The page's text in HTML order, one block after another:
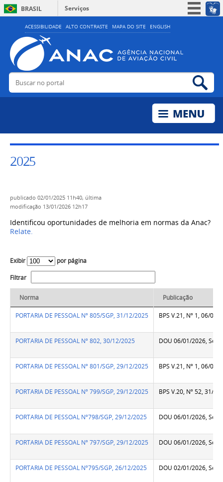
ACESSIBILIDADE ALTO CONTRASTE MAPA DO SITE ENGLISH
BRASIL
Serviços
Simplifique!
Acesso à informação
Legislação
Buscar no portal
2025
publicado 02/01/2025 11h40, última
modificação 13/01/2026 12h17
Identificou oportunidades de melhoria em normas da Anac?
Relate.
Exibir
por página
Filtrar
Norma Publicação
PORTARIA DE PESSOAL Nº 805/SGP, 31/12/2025 BPS V.21, Nº 1, 06/01/
PORTARIA DE PESSOAL Nº 802, 30/12/2025 DOU 06/01/2026,
PORTARIA DE PESSOAL Nº 801/SGP, 29/12/2025 BPS V.21, Nº 1, 06/01/
PORTARIA DE PESSOAL Nº 799/SGP, 29/12/2025 BPS V.20, Nº 52, 31/
PORTARIA DE PESSOAL Nº798/SGP, 29/12/2025 DOU 06/01/2026,
PORTARIA DE PESSOAL Nº 797/SGP, 29/12/2025 DOU 06/01/2026,
PORTARIA DE PESSOAL Nº795/SGP, 26/12/2025 DOU 02/01/2026,